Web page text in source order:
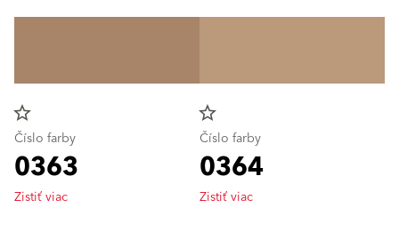
star_border
Číslo farby
0363
Zistiť viac
star_border
Číslo farby
0364
Zistiť viac